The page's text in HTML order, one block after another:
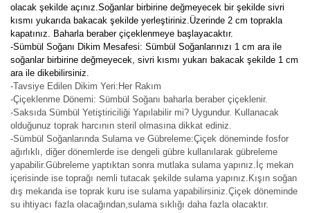
olacak şekilde açınız.Soğanlar birbirine değmeyecek bir şekilde sivri
kısmı yukarıda bakacak şekilde yerleştiriniz.Üzerinde 2 cm toprakla
kapatınız. Baharla beraber çiçeklenmeye başlayacaktır.
-Sümbül Soğanı Dikim Mesafesi: Sümbül Soğanlarınızı 1 cm ara ile
soğanlar birbirine değmeyecek, sivri kısmı yukarı bakacak şekilde 1 cm
ara ile dikebilirsiniz.
-Tavsiye Edilen Dikim Yeri:Her Rakım
-Çiçeklenme Dönemi: Sümbül Soğanı baharla beraber çiçeklenir.
-Saksıda Sümbül Yetiştiriciliği Yapılabilir mi? Uygundur. Kullanacak
olduğunuz toprak harcının steril olmasına dikkat ediniz.
-Sümbül Soğanlarında Sulama ve Gübreleme:Çiçek döneminde fosfor
ağırlıklı, diğer dönemlerde ise dengeli gübre kullanılarak gübreleme
yapabilir.Gübreleme yaptıktan sonra mutlaka sulama yapınız.İç mekan
içerisinde ise toprağı nemli tutacak şekilde sulama yapınız.Kışın soğan
dış mekanda ise toprak kuru ise sulama yapabilirsiniz.Çiçek döneminde
su ihtiyacı fazla olacağından,sulama sıklığı daha fazla olacaktır.